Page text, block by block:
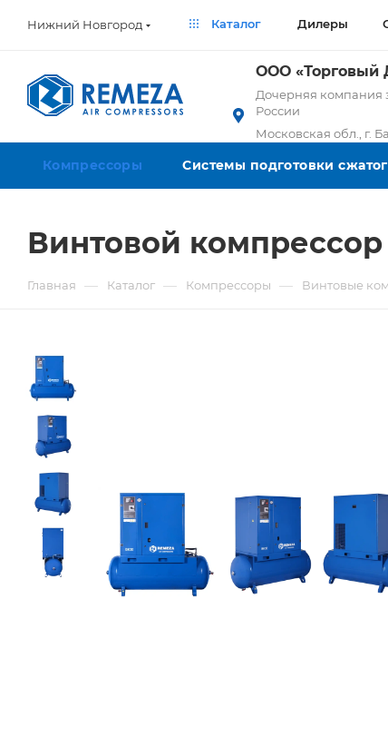
Нижний Новгород Каталог Дилеры
ООО «Торговый
Дочерняя компания
России
Московская обл., г.
Компрессоры Системы подготовки
Винтовой
Главная — Каталог — Компрессоры — Винтовые